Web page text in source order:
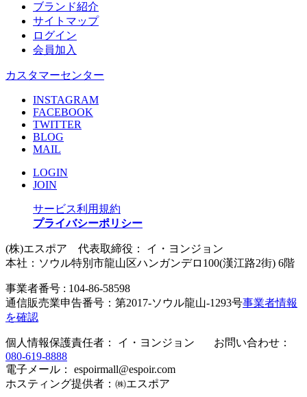
ブランド紹介
サイトマップ
ログイン
会員加入
カスタマーセンター
INSTAGRAM
FACEBOOK
TWITTER
BLOG
MAIL
LOGIN
JOIN
サービス利用規約
プライバシーポリシー
(株)エスポア 代表取締役： イ・ヨンジョン
本社：ソウル特別市龍山区ハンガンデロ100(漢江路2街) 6階
事業者番号 : 104-86-58598
通信販売業申告番号：第2017-ソウル龍山-1293号事業者情報
を確認
個人情報保護責任者： イ・ヨンジョン お問い合わせ：
080-619-8888
電子メール： espoirmall@espoir.com
ホスティング提供者：㈱エスポア